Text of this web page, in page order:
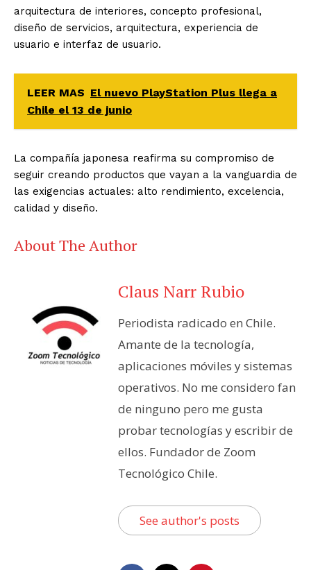
arquitectura de interiores, concepto profesional,
diseño de servicios, arquitectura, experiencia de
usuario e interfaz de usuario.
LEER MAS El nuevo PlayStation Plus llega a
Chile el 13 de junio
La compañía japonesa reafirma su compromiso de
seguir creando productos que vayan a la vanguardia de
las exigencias actuales: alto rendimiento, excelencia,
calidad y diseño.
About The Author
Claus Narr Rubio
Periodista radicado en Chile.
Amante de la tecnología,
aplicaciones móviles y sistemas
operativos. No me considero fan
de ninguno pero me gusta
probar tecnologías y escribir de
ellos. Fundador de Zoom
Tecnológico Chile.
See author's posts